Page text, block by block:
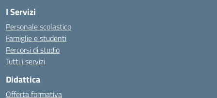
I Servizi
Personale scolastico
Famiglie e studenti
Percorsi di studio
Tutti i servizi
Didattica
Offerta formativa